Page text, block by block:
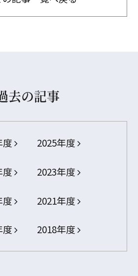
去の記事
度 2025年度
度 2023年度
度 2021年度
度 2018年度